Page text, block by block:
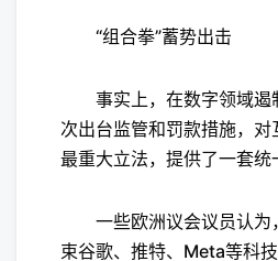
“组合拳”蓄势出击
事实上，在数字领域遏
次出台监管和罚款措施，
最重大立法，提供了一套统
一些欧洲议会议员认为，
束谷歌、推特、Meta等科技